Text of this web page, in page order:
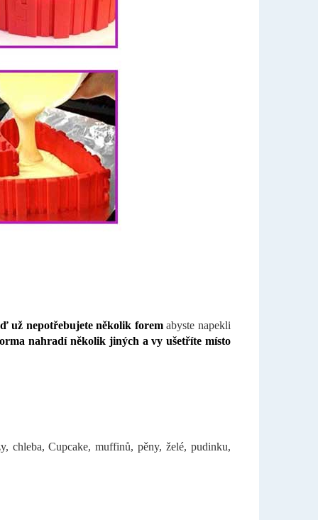
už nepotřebujete několik forem abyste napekli
nahradí několik jiných a vy ušetříte místo
chleba, Cupcake, muffinů, pěny, želé, pudinku,